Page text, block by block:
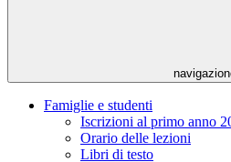
Famiglie e studenti
Iscrizioni al primo anno
Orario delle lezioni
Libri di testo